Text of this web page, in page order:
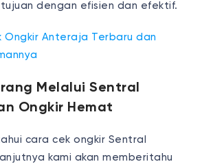
dengan efisien dan efektif.
Ongkir Anteraja Terbaru dan
Melalui Sentral
Ongkir Hemat
cara cek ongkir Sentral
kami akan memberitahu